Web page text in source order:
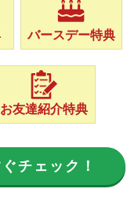
バースデー特典
お友達紹介特典
チェック！